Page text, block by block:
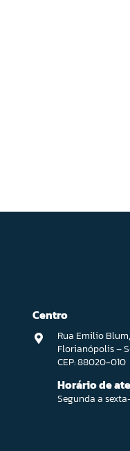
Centro
Rua Emilio Blum,
Florianópolis –
CEP: 88020-010
Horário de
Segunda a